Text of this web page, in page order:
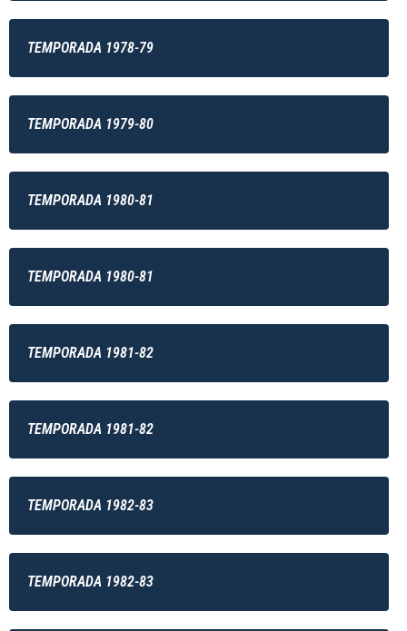
TEMPORADA 1978-79
TEMPORADA 1979-80
TEMPORADA 1980-81
TEMPORADA 1980-81
TEMPORADA 1981-82
TEMPORADA 1981-82
TEMPORADA 1982-83
TEMPORADA 1982-83